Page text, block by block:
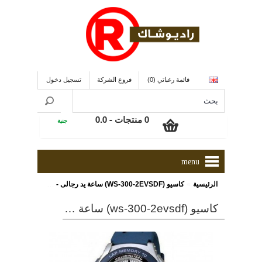
قائمة رغباتي (0) فروع الشركة تسجيل دخول
0 منتجات - 0.0 جنية
menu
الرئيسية »كاسيو (WS-300-2EVSDF) ساعة يد رجالى - ONLINE
كاسيو (ws-300-2evsdf) ساعة يد رجالى - online